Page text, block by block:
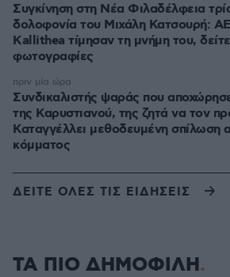
Συγκίνηση στη Νέα Φιλαδέλφεια
δολοφονία του Μιχάλη Κατσουρή:
Kallithea τίμησαν τη μνήμη του,
φωτογραφίες
Συνδικαλιστής ψαράς που
της Καρυστιανού, της ζητά να τον
Καταγγέλλει μεθοδευμένη σπίλωση
κόμματος
πριν μία ώρα
ΔΕΙΤΕ ΟΛΕΣ ΤΙΣ ΕΙΔΗΣΕΙΣ
ΤΑ ΠΙΟ ΔΗΜΟΦΙΛΗ